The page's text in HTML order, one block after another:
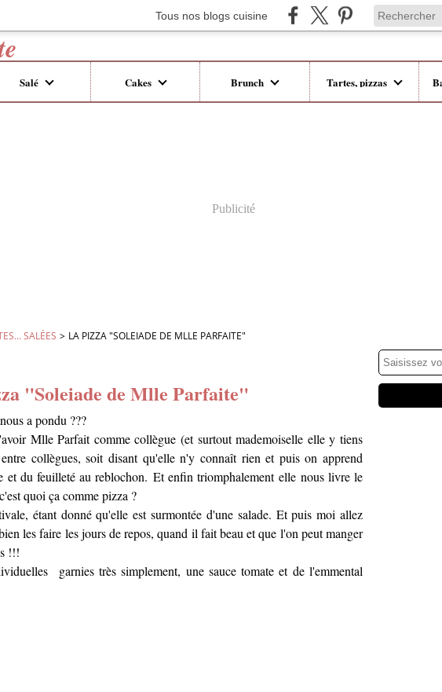
Tous nos blogs cuisine
Salé Cakes Brunch Tartes, pizzas
Publicité
SALÉES > LA PIZZA "SOLEIADE DE MLLE PARFAITE"
"Soleiade de Mlle Parfaite"
a pondu ???
Mlle Parfait comme collègue (et surtout mademoiselle elle y tiens
collègues, soit disant qu'elle n'y connaît rien et puis on apprend
et du feuilleté au reblochon. Et enfin triomphalement elle nous livre le
quoi ça comme pizza ?
étant donné qu'elle est surmontée d'une salade. Et puis moi allez
les faire les jours de repos, quand il fait beau et que l'on peut manger
!!!
garnies très simplement, une sauce tomate et de l'emmental